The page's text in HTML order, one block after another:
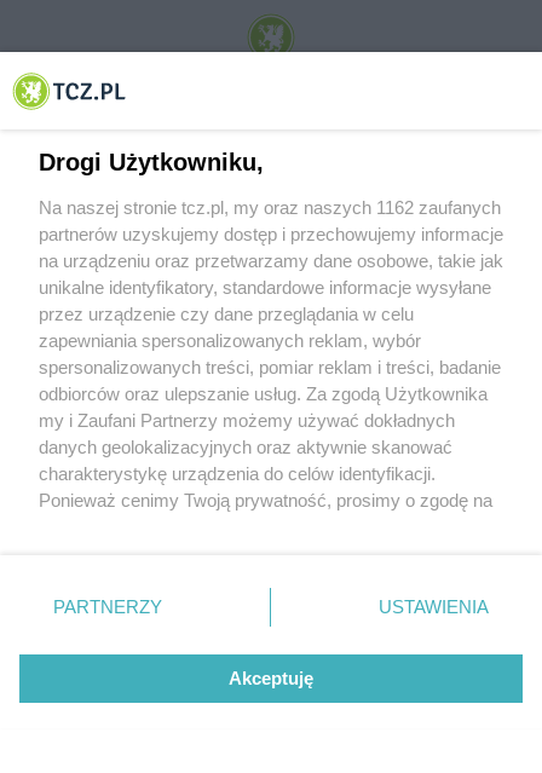
© 2001-2026 Tczew - TCZ.PL Sp. z o.o. Internetowy Serwis Informacyjny Miasta
O FIRMIE POLITYKA PRYWATNOŚCI HOSTING
REKLAMA WSPÓŁPRACA RSS FACEBOOK KONTAKT
Nasze serwisy
Aktualności
Tcz24
Historia miasta
Muzyka i kultura
Archiwum wydarzeń
Zdjęcia miasta
Drogi Użytkowniku,
Na naszej stronie tcz.pl, my oraz naszych 1162 zaufanych
partnerów uzyskujemy dostęp i przechowujemy informacje
na urządzeniu oraz przetwarzamy dane osobowe, takie jak
unikalne identyfikatory, standardowe informacje wysyłane
przez urządzenie czy dane przeglądania w celu
zapewniania spersonalizowanych reklam, wybór
spersonalizowanych treści, pomiar reklam i treści, badanie
odbiorców oraz ulepszanie usług. Za zgodą Użytkownika
my i Zaufani Partnerzy możemy używać dokładnych
danych geolokalizacyjnych oraz aktywnie skanować
charakterystykę urządzenia do celów identyfikacji.
Ponieważ cenimy Twoją prywatność, prosimy o zgodę na
znajdujący się w lewym dolnym rogu strony
. Niektóre
przetwarzaniu. Preferencje będą miały zastosowania tylko
PARTNERZY USTAWIENIA
Akceptuję